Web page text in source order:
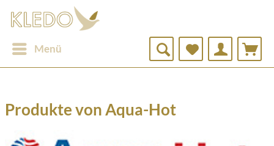
Menü
Produkte von Aqua-Hot